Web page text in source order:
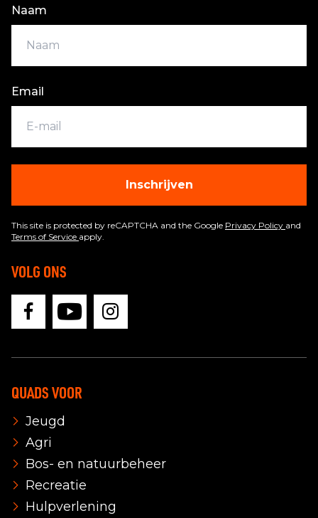
Naam
Email
Inschrijven
This site is protected by reCAPTCHA and the Google Privacy Policy and
Terms of Service apply.
VOLG ONS
QUADS VOOR
Jeugd
Agri
Bos- en natuurbeheer
Recreatie
Hulpverlening